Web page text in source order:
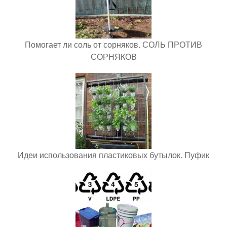
Помогает ли соль от сорняков. СОЛЬ ПРОТИВ
СОРНЯКОВ
Идеи использования пластиковых бутылок. Пуфик